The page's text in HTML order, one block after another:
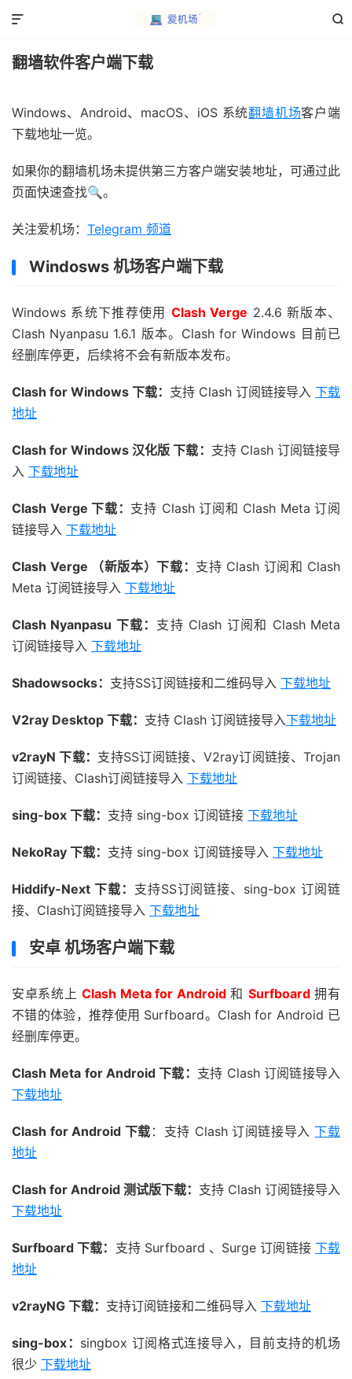


翻墙软件客户端下载
Windows、Android、macOS、iOS 系统翻墙机场客户端
下载地址一览。
如果你的翻墙机场未提供第三方客户端安装地址，可通过此
页面快速查找🔍。
关注爱机场： Telegram 频道
Windosws 机场客户端下载
Windows 系统下推荐使用 Clash Verge 2.4.6 新版本、
Clash Nyanpasu 1.6.1 版本。Clash for Windows 目前已
经删库停更，后续将不会有新版本发布。
Clash for Windows 下载： 支持 Clash 订阅链接导入 下载
地址
Clash for Windows 汉化版 下载： 支持 Clash 订阅链接导
入 下载地址
Clash Verge 下载： 支持 Clash 订阅和 Clash Meta 订阅
链接导入 下载地址
Clash Verge （新版本）下载： 支持 Clash 订阅和 Clash
Meta 订阅链接导入 下载地址
Clash Nyanpasu 下载： 支持 Clash 订阅和 Clash Meta
订阅链接导入 下载地址
Shadowsocks： 支持SS订阅链接和二维码导入 下载地址
V2ray Desktop 下载： 支持 Clash 订阅链接导入下载地址
v2rayN 下载： 支持SS订阅链接、V2ray订阅链接、Trojan
订阅链接、Clash订阅链接导入 下载地址
sing-box 下载： 支持 sing-box 订阅链接 下载地址
NekoRay 下载： 支持 sing-box 订阅链接导入 下载地址
Hiddify-Next 下载： 支持SS订阅链接、sing-box 订阅链
接、Clash订阅链接导入 下载地址
安卓 机场客户端下载
安卓系统上 Clash Meta for Android 和 Surfboard拥有
不错的体验，推荐使用 Surfboard。Clash for Android 已
经删库停更。
Clash Meta for Android 下载： 支持 Clash 订阅链接导入
下载地址
Clash for Android 下载 ：支持 Clash 订阅链接导入下载
地址
Clash for Android 测试版下载： 支持 Clash 订阅链接导入
下载地址
Surfboard 下载： 支持 Surfboard 、Surge 订阅链接 下载
地址
v2rayNG 下载： 支持订阅链接和二维码导入 下载地址
sing-box： singbox 订阅格式连接导入，目前支持的机场
很少 下载地址